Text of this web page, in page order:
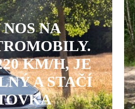
NA
KM/H, JE
A STAČÍ